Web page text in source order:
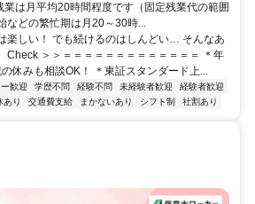
は月平均20時間程度です（固定残業代の範囲
などの繁忙期は月20～30時...
楽しい！ でも続けるのはしんどい… そんなあ
Check ＞＞＝＝＝＝＝＝＝＝＝＝＝＝＝ ＊年
休みも相談OK！ ＊東証スタンダード上...
歓迎 学歴不問 経験不問 未経験者歓迎
経験者歓迎
あり 交通費支給 まかないあり シフト制 社割あり